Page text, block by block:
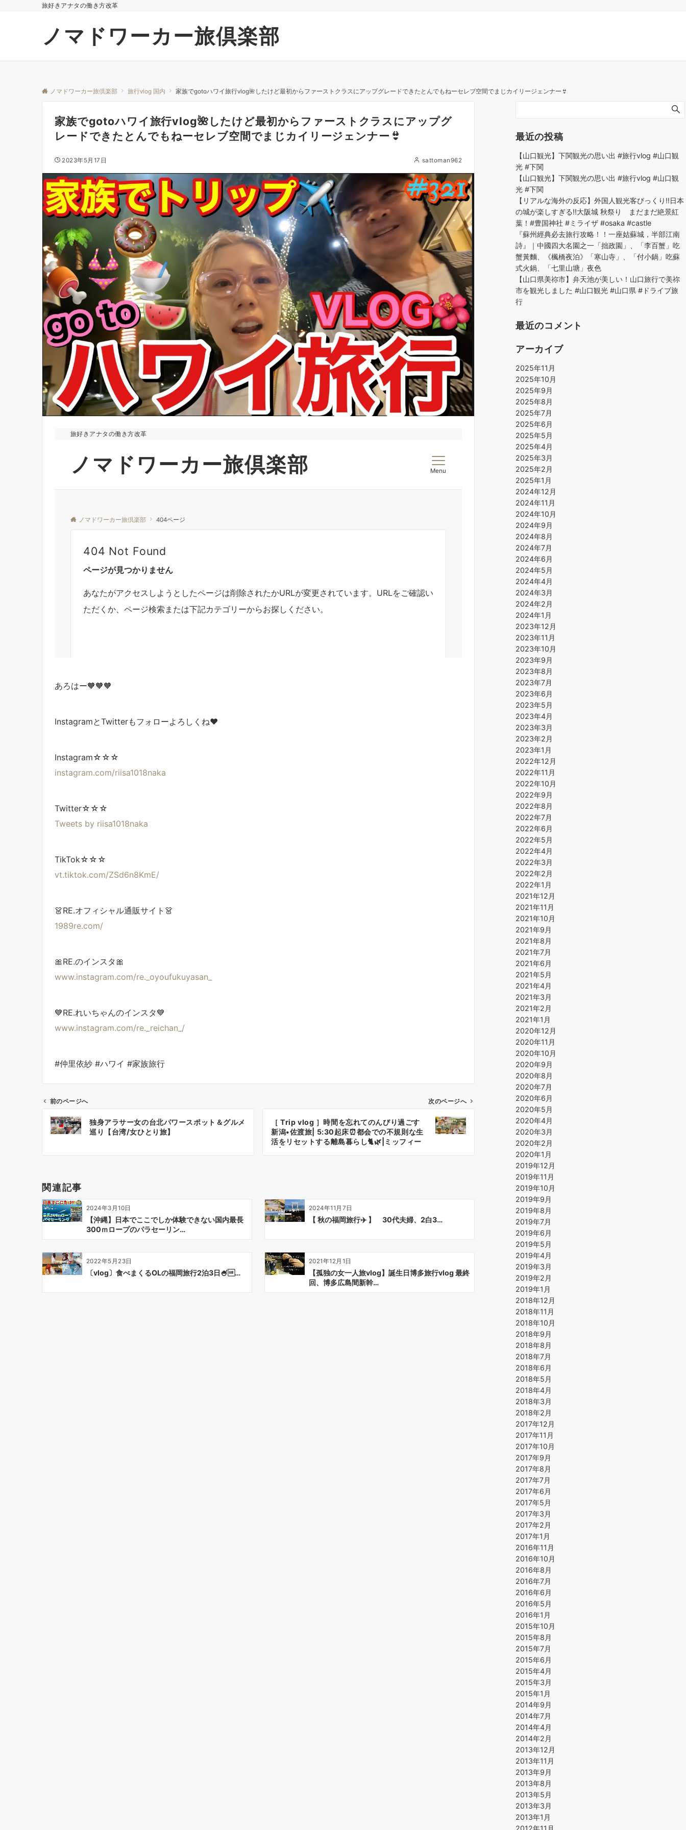
旅好きアナタの働き方改革
ノマドワーカー旅倶楽部
ノマドワーカー旅倶楽部 旅行vlog 国内 家族でgotoハワイ旅行vlog🌺したけど最初からファーストクラスにアップグレードできたとんでもねーセレブ空間でまじカイリージェンナー👙
家族でgotoハワイ旅行vlog🌺したけど最初からファーストクラスにアップグ
レードできたとんでもねーセレブ空間でまじカイリージェンナー👙
2023年5月17日 sattoman962
あろはー🧡🧡🧡
InstagramとTwitterもフォローよろしくね❤️
Instagram☆☆☆
instagram.com/riisa1018naka
Twitter☆☆☆
Tweets by riisa1018naka
TikTok☆☆☆
vt.tiktok.com/ZSd6n8KmE/
👗RE.オフィシャル通販サイト👗
1989re.com/
🎀RE.のインスタ🎀
www.instagram.com/re._oyoufukuyasan_
💙RE.れいちゃんのインスタ💙
www.instagram.com/re._reichan_/
#仲里依紗 #ハワイ #家族旅行
ビ
シ
ョ
ン
前のページへ
独身アラサー女の台北パワースポット＆グルメ
巡り【台湾/女ひとり旅】
次のページへ
［ Trip vlog ］時間を忘れてのんびり過ごす
新潟•佐渡旅| 5:30起床⏰都会での不規則な生
活をリセットする離島暮らし🐈🌿|ミッフィー
関連記事
2024年3月10日
【沖縄】日本でここでしか体験できない国内最長
300ｍロープのパラセーリン…
2024年11月7日
【 秋の福岡旅行✈️ 】 30代夫婦、2白3…
2022年5月23日
〔vlog〕食べまくるOLの福岡旅行2泊3日🍧…
2021年12月1日
【孤独の女一人旅vlog】誕生日博多旅行vlog 最終
回、博多広島間新幹…
最近の投稿
【山口観光】下関観光の思い出 #旅行vlog #山口観
光 #下関
【山口観光】下関観光の思い出 #旅行vlog #山口観
光 #下関
【リアルな海外の反応】外国人観光客びっくり!!日本
の城が楽しすぎる!!大阪城 秋祭り まだまだ絶景紅
葉！#豊国神社 #ミライザ #osaka #castle
『蘇州經典必去旅行攻略！！一座姑蘇城，半部江南
詩』｜中國四大名園之一「拙政園」、「李百蟹」吃
蟹黃麵、《楓橋夜泊》「寒山寺」、「付小鍋」吃蘇
式火鍋、「七里山塘」夜色
【山口県美祢市】弁天池が美しい！山口旅行で美祢
市を観光しました #山口観光 #山口県 #ドライブ旅
行
最近のコメント
アーカイブ
2025年11月
2025年10月
2025年9月
2025年8月
2025年7月
2025年6月
2025年5月
2025年4月
2025年3月
2025年2月
2025年1月
2024年12月
2024年11月
2024年10月
2024年9月
2024年8月
2024年7月
2024年6月
2024年5月
2024年4月
2024年3月
2024年2月
2024年1月
2023年12月
2023年11月
2023年10月
2023年9月
2023年8月
2023年7月
2023年6月
2023年5月
2023年4月
2023年3月
2023年2月
2023年1月
2022年12月
2022年11月
2022年10月
2022年9月
2022年8月
2022年7月
2022年6月
2022年5月
2022年4月
2022年3月
2022年2月
2022年1月
2021年12月
2021年11月
2021年10月
2021年9月
2021年8月
2021年7月
2021年6月
2021年5月
2021年4月
2021年3月
2021年2月
2021年1月
2020年12月
2020年11月
2020年10月
2020年9月
2020年8月
2020年7月
2020年6月
2020年5月
2020年4月
2020年3月
2020年2月
2020年1月
2019年12月
2019年11月
2019年10月
2019年9月
2019年8月
2019年7月
2019年6月
2019年5月
2019年4月
2019年3月
2019年2月
2019年1月
2018年12月
2018年11月
2018年10月
2018年9月
2018年8月
2018年7月
2018年6月
2018年5月
2018年4月
2018年3月
2018年2月
2017年12月
2017年11月
2017年10月
2017年9月
2017年8月
2017年7月
2017年6月
2017年5月
2017年3月
2017年2月
2017年1月
2016年11月
2016年10月
2016年8月
2016年7月
2016年6月
2016年5月
2016年1月
2015年10月
2015年8月
2015年7月
2015年6月
2015年4月
2015年3月
2015年1月
2014年9月
2014年7月
2014年4月
2014年2月
2013年12月
2013年11月
2013年9月
2013年8月
2013年5月
2013年3月
2013年1月
2012年11月